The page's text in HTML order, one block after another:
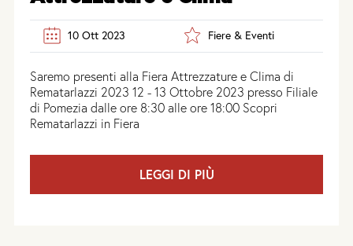
10 Ott 2023 Fiere & Eventi
Saremo presenti alla Fiera Attrezzature e Clima di
Rematarlazzi 2023 12 - 13 Ottobre 2023 presso Filiale
di Pomezia dalle ore 8:30 alle ore 18:00 Scopri
Rematarlazzi in Fiera
LEGGI DI PIÙ